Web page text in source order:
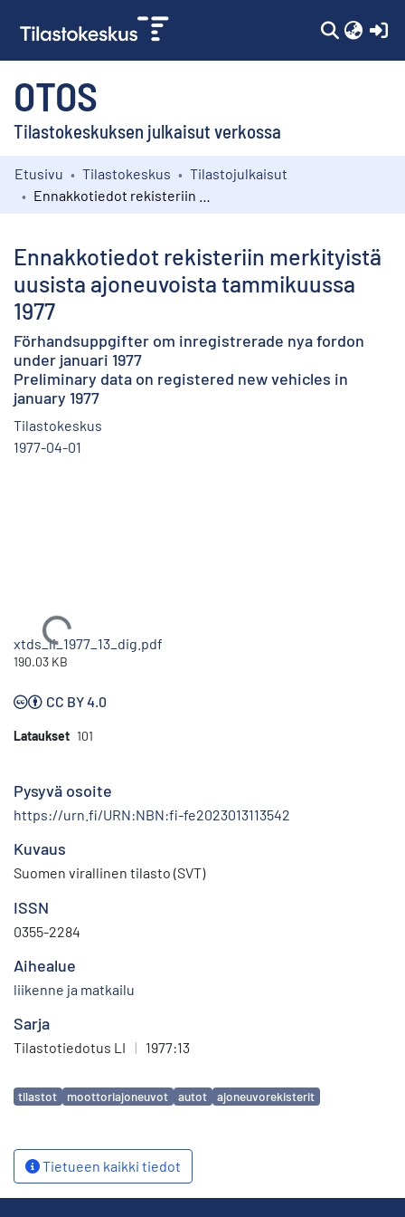
OTOS
Tilastokeskuksen julkaisut verkossa
Kokoelmat
Etusivu Tilastokeskus
Tilastojulkaisut
Ennakkotiedot rekisteriin merkityistä
uusista ajoneuvoista tammikuussa
1977
Förhandsuppgifter om inregistrerade nya fordon
under januari 1977
Preliminary data on registered new vehicles in
january 1977
Tilastokeskus
1977-04-01
Ladataan...
xtds_li_1977_13_dig.pdf
190.03 KB
CC BY 4.0
Lataukset 101
Pysyvä osoite
https://urn.fi/URN:NBN:fi-fe2023013113542
Kuvaus
Suomen virallinen tilasto (SVT)
ISSN
0355-2284
Aihealue
liikenne ja matkailu
Sarja
Tilastotiedotus LI | 1977:13
Avainsanat
tilastot moottoriajoneuvot autot ajoneuvorekisterit
Tietueen kaikki tiedot